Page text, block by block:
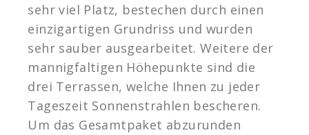
sehr viel Platz, bestechen durch einen
einzigartigen Grundriss und wurden
sehr sauber ausgearbeitet. Weitere der
mannigfaltigen Höhepunkte sind die
drei Terrassen, welche Ihnen zu jeder
Tageszeit Sonnenstrahlen bescheren.
Um das Gesamtpaket abzurunden